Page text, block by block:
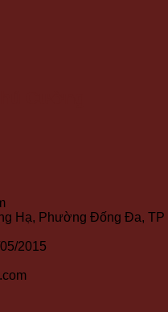
Hạ, Phường Đống Đa, TP
2015